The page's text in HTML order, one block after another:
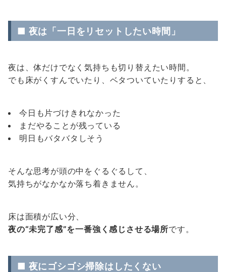
■ 夜は「一日をリセットしたい時間」
夜は、体だけでなく気持ちも切り替えたい時間。
でも床がくすんでいたり、ベタついていたりすると、
今日も片づけきれなかった
まだやることが残っている
明日もバタバタしそう
そんな思考が頭の中をぐるぐるして、
気持ちがなかなか落ち着きません。
床は面積が広い分、
夜の“未完了感”を一番強く感じさせる場所です。
■ 夜にゴシゴシ掃除はしたくない